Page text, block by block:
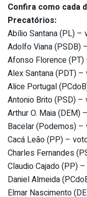
Confira como cada
Precatórios:
Abílio Santana (PL) –
Adolfo Viana (PSDB)
Afonso Florence
Alex Santana (PDT) –
Alice Portugal
Antonio Brito (PSD) –
Arthur O. Maia (DEM)
Bacelar (Podemos) –
Cacá Leão (PP) –
Charles Fernandes
Claudio Cajado (PP)
Daniel Almeida
Elmar Nascimento